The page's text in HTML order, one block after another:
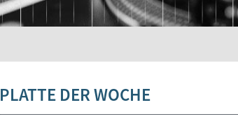
PLATTE DER WOCHE